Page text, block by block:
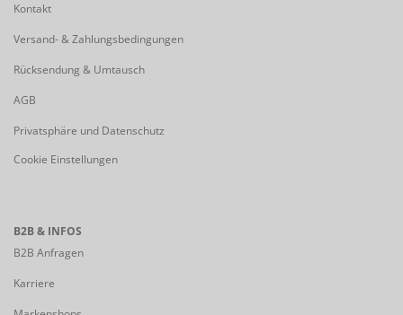
Kontakt
Versand- & Zahlungsbedingungen
Rücksendung & Umtausch
AGB
Privatsphäre und Datenschutz
Cookie Einstellungen
B2B & INFOS
B2B Anfragen
Karriere